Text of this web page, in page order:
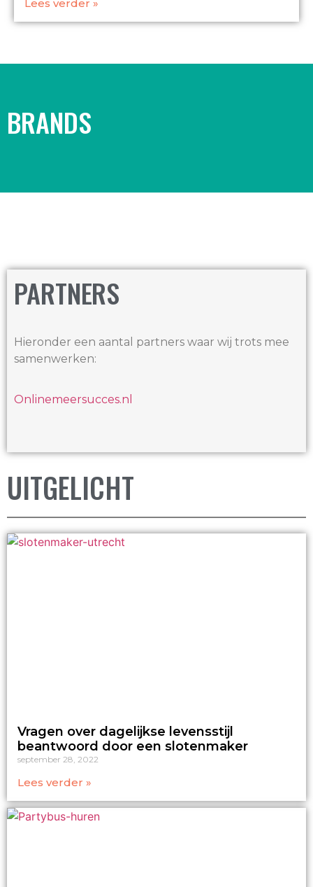
Lees verder »
BRANDS
PARTNERS
Hieronder een aantal partners waar wij trots mee
samenwerken:
Onlinemeersucces.nl
UITGELICHT
Vragen over dagelijkse levensstijl
beantwoord door een slotenmaker
september 28, 2022
Lees verder »